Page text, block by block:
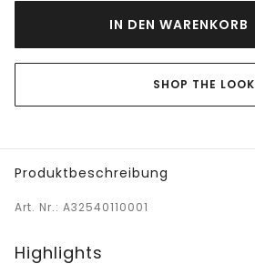
IN DEN WARENKORB
SHOP THE LOOK
Produktbeschreibung
Art. Nr.: A32540110001
Highlights